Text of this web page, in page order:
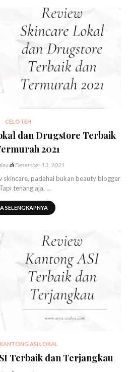
CELOTEH
dan Drugstore Terbaik
2021
diDesember 13, 2021
skincare, padahal bukan beauty blogger
tenang aja, …
SELENGKAPNYA
ASI LOKAL
Terbaik dan Terjangkau